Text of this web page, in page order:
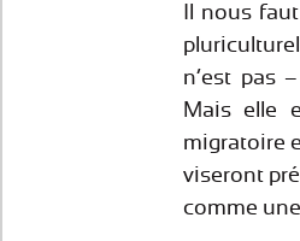
Il nous
n’est pas
Mais elle
migratoire
viseront
comme